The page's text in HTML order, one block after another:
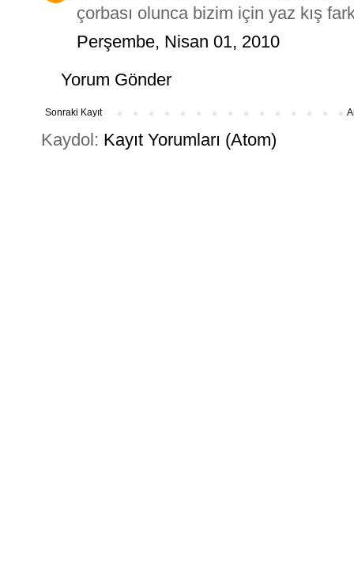
çorbası olunca bizim için yaz kış
Perşembe, Nisan 01, 2010
Yorum Gönder
Sonraki Kayıt
Kaydol: Kayıt Yorumları (Atom)